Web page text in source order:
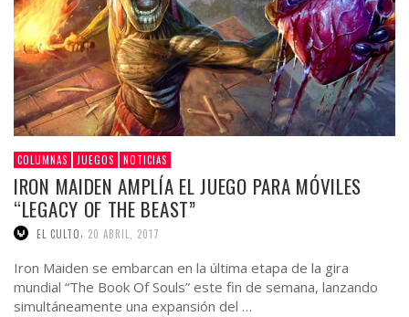
COLUMNAS JUEGOS NOTICIAS
IRON MAIDEN AMPLÍA EL JUEGO PARA MÓVILES
“LEGACY OF THE BEAST”
EL CULTO 20 ABRIL, 2017
Iron Maiden se embarcan en la última etapa de la gira
mundial “The Book Of Souls” este fin de semana, lanzando
simultáneamente una expansión del …